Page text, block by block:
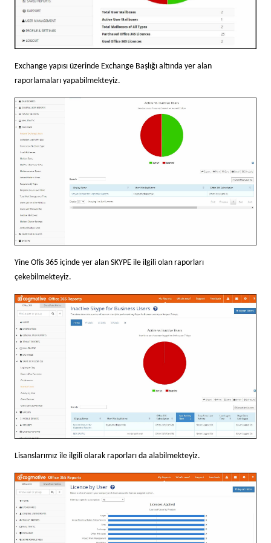
Exchange yapısı üzerinde Exchange Başlığı altında yer alan
raporlamaları yapabilmekteyiz.
Yine Ofis 365 içinde yer alan SKYPE ile ilgili olan raporları
çekebilmekteyiz.
Lisanslarımız ile ilgili olarak raporları da alabilmekteyiz.